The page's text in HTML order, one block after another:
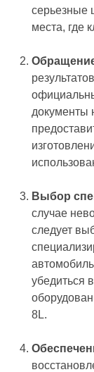
серьезные
места, где
документы
Выбор
случае
следует
убедиться
8L.